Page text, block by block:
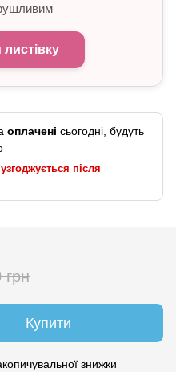
оплачені сьогодні, будуть
після
грн
Купити
знижки